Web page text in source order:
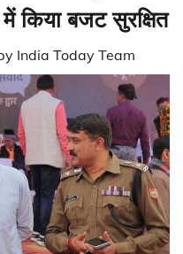
किया बजट सुरक्षित
India Today Team